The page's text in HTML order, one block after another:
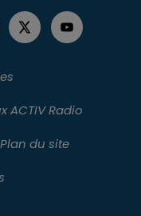
ACTIV Radio
Plan du site